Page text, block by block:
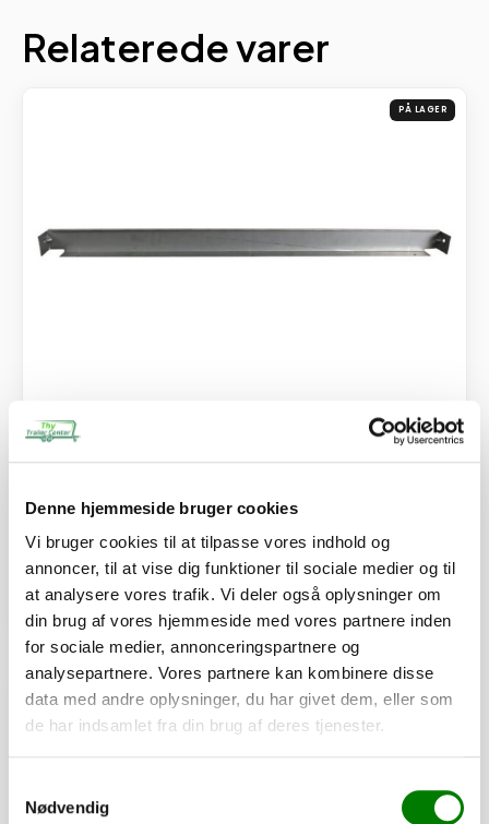
Denne hjemmeside bruger cookies
Vi bruger cookies til at tilpasse vores indhold og
annoncer, til at vise dig funktioner til sociale medier og til
at analysere vores trafik. Vi deler også oplysninger om
din brug af vores hjemmeside med vores partnere inden
for sociale medier, annonceringspartnere og
analysepartnere. Vores partnere kan kombinere disse
data med andre oplysninger, du har givet dem, eller som
de har indsamlet fra din brug af deres tjenester.
Nødvendig
Relaterede varer
PÅ LAGER
SKU: 40157
Tværvange f/205 S1 - 511 S1 - 220 S1 L. 94,5 cm
144,00 kr.ekskl. moms
Afhentning og forsendelse
Se detaljer
PÅ LAGER